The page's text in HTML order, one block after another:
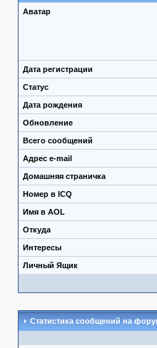
Аватар
Дата регистрации
Статус
Дата рождения
Обновление
Всего сообщений
Адрес e-mail
Домашняя страничка
Номер в ICQ
Имя в AOL
Откуда
Интересы
Личный Ящик
Статистика сообщений на